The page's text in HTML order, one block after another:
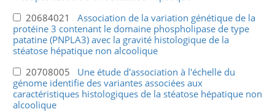
20684021 Association de la variation génétique de la
protéine 3 contenant le domaine phospholipase de type
patatine (PNPLA3) avec la gravité histologique de la
stéatose hépatique non alcoolique
20708005 Une étude d'association à l'échelle du
génome identifie des variantes associées aux
caractéristiques histologiques de la stéatose hépatique non
alcoolique